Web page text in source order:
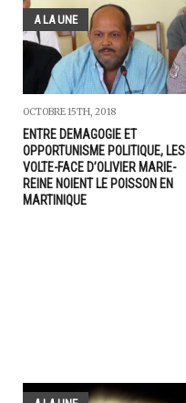
A LA UNE
OCTOBRE 15TH, 2018
ENTRE DEMAGOGIE ET
OPPORTUNISME POLITIQUE, LES
VOLTE-FACE D’OLIVIER MARIE-
REINE NOIENT LE POISSON EN
MARTINIQUE